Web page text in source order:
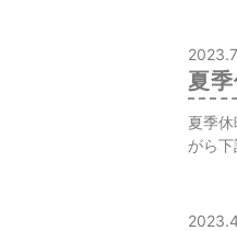
夏
夏季
がら